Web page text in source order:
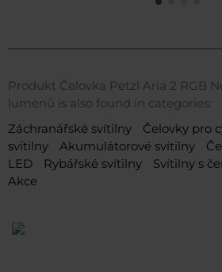
Produkt Čelovka Petzl Aria 2 RGB
lumenů is also found in categories:
Záchranářské svítilny
Čelovky pro
svítilny
Akumulátorové svítilny
LED
Rybářské svítilny
Svítilny s
Akce